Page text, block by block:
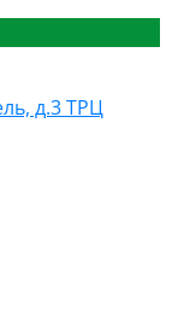
д.3 ТРЦ